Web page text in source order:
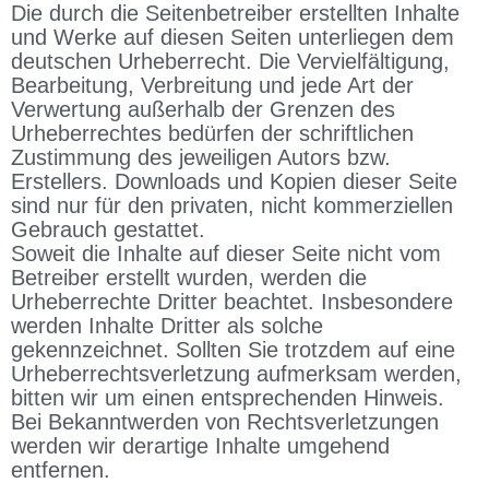
Die durch die Seitenbetreiber erstellten Inhalte
und Werke auf diesen Seiten unterliegen dem
deutschen Urheberrecht. Die Vervielfältigung,
Bearbeitung, Verbreitung und jede Art der
Verwertung außerhalb der Grenzen des
Urheberrechtes bedürfen der schriftlichen
Zustimmung des jeweiligen Autors bzw.
Erstellers. Downloads und Kopien dieser Seite
sind nur für den privaten, nicht kommerziellen
Gebrauch gestattet.
Soweit die Inhalte auf dieser Seite nicht vom
Betreiber erstellt wurden, werden die
Urheberrechte Dritter beachtet. Insbesondere
werden Inhalte Dritter als solche
gekennzeichnet. Sollten Sie trotzdem auf eine
Urheberrechtsverletzung aufmerksam werden,
bitten wir um einen entsprechenden Hinweis.
Bei Bekanntwerden von Rechtsverletzungen
werden wir derartige Inhalte umgehend
entfernen.